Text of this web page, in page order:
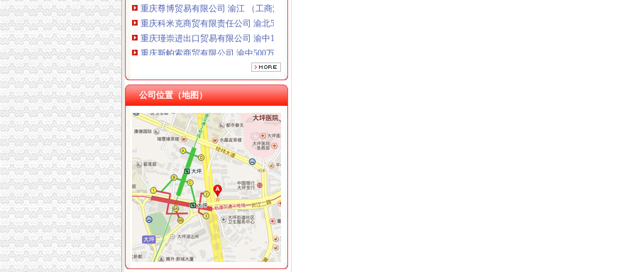
重庆科米克商贸有限责任公司 渝北50万 （工商注册）
重庆瑾崇进出口贸易有限公司 渝中100万 （进出口权）
重庆斯帕索商贸有限公司 渝中500万 （进出口权）
重庆德谋生产力促进中心有限公司 渝大10万 （工商注册）
成都国科海博信息技术股份有限公司重庆分公司 渝江 （工商注册）
公司位置（地图）
新桥办税务登记证
分类广告_新浪新闻
分类广告_资讯频道_凤凰网
高要重点项目（工作）监督况专栏
关于统一换发税务登记证件公告
11月7日广西广西城建咨询有限公司玉林市福绵区新桥联片农村饮水安
【上海新桥税务登记|税务登记证办理|代理税务登记】-上海赶集网
关于统一换发税务登记证件公告